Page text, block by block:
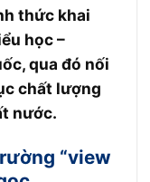
thức khai
học –
qua đó nối
chất lượng
nước.
“view